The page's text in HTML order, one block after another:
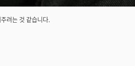
려는 것 같습니다.